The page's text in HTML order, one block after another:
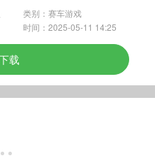
类别：赛车游戏
时间：2025-05-11 14:25
载